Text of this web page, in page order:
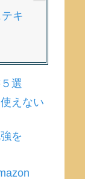
キ
選
えない
を